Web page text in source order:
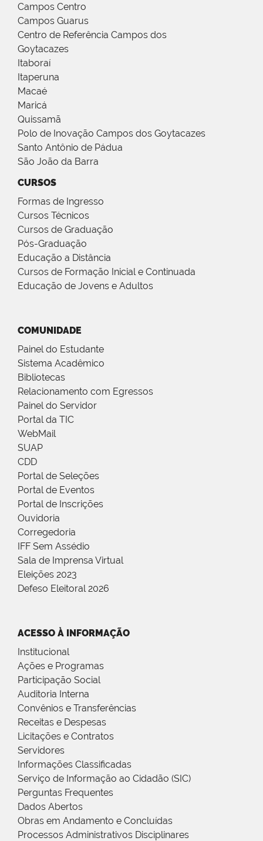
Campos Centro
Campos Guarus
Centro de Referência Campos dos
Goytacazes
Itaboraí
Itaperuna
Macaé
Maricá
Quissamã
Polo de Inovação Campos dos Goytacazes
Santo Antônio de Pádua
São João da Barra
CURSOS
Formas de Ingresso
Cursos Técnicos
Cursos de Graduação
Pós-Graduação
Educação a Distância
Cursos de Formação Inicial e Continuada
Educação de Jovens e Adultos
COMUNIDADE
Painel do Estudante
Sistema Acadêmico
Bibliotecas
Relacionamento com Egressos
Painel do Servidor
Portal da TIC
WebMail
SUAP
CDD
Portal de Seleções
Portal de Eventos
Portal de Inscrições
Ouvidoria
Corregedoria
IFF Sem Assédio
Sala de Imprensa Virtual
Eleições 2023
Defeso Eleitoral 2026
ACESSO À INFORMAÇÃO
Institucional
Ações e Programas
Participação Social
Auditoria Interna
Convênios e Transferências
Receitas e Despesas
Licitações e Contratos
Servidores
Informações Classificadas
Serviço de Informação ao Cidadão (SIC)
Perguntas Frequentes
Dados Abertos
Obras em Andamento e Concluídas
Processos Administrativos Disciplinares